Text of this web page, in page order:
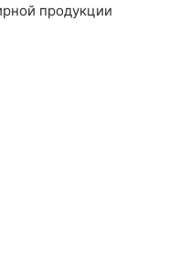
продукции